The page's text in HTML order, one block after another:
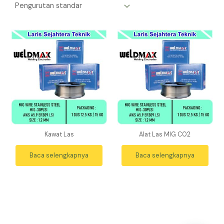
Kawat Las
Baca selengkapnya
Alat Las MIG CO2
Baca selengkapnya